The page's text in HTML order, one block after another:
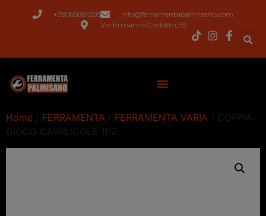
+39065681208
info@ferramentapalmisano.com
Via Ermanno Carlotto, 59
Home / FERRAMENTA / FERRAMENTA VARIA / COPPIA
GIOCO CARRUCOLE 1PZ